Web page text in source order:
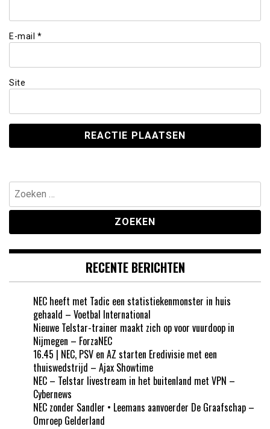
E-mail *
Site
Zoeken
naar:
RECENTE BERICHTEN
NEC heeft met Tadic een statistiekenmonster in huis
gehaald – Voetbal International
Nieuwe Telstar-trainer maakt zich op voor vuurdoop in
Nijmegen – ForzaNEC
16.45 | NEC, PSV en AZ starten Eredivisie met een
thuiswedstrijd – Ajax Showtime
NEC – Telstar livestream in het buitenland met VPN –
Cybernews
NEC zonder Sandler • Leemans aanvoerder De Graafschap –
Omroep Gelderland